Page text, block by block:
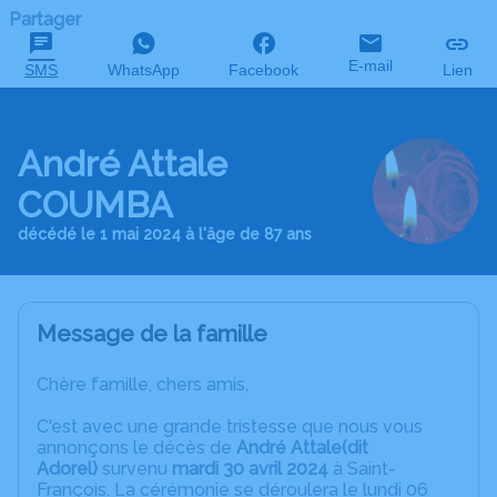
Partager
SMS WhatsApp Facebook E-mail Lien
André Attale
COUMBA
décédé le 1 mai 2024 à l'âge de 87 ans
Message de la famille
Chère famille, chers amis,
C'est avec une grande tristesse que nous vous
annonçons le décès de André Attale(dit
Adorel) survenu mardi 30 avril 2024 à Saint-
François. La cérémonie se déroulera le lundi 06